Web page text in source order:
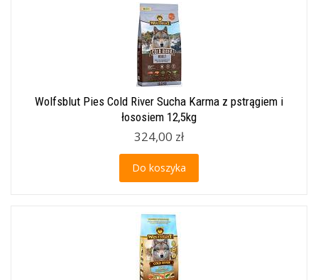
Wolfsblut Pies Cold River Sucha Karma z pstrągiem i
łososiem 12,5kg
324,00 zł
Do koszyka